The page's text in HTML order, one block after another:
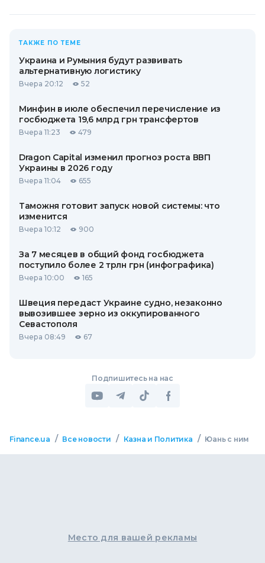
ТАКЖЕ ПО ТЕМЕ
Украина и Румыния будут развивать
альтернативную логистику
Вчера 20:12 52
Минфин в июле обеспечил перечисление из
госбюджета 19,6 млрд грн трансфертов
Вчера 11:23 479
Dragon Capital изменил прогноз роста ВВП
Украины в 2026 году
Вчера 11:04 655
Таможня готовит запуск новой системы: что
изменится
Вчера 10:12 900
За 7 месяцев в общий фонд госбюджета
поступило более 2 трлн грн (инфографика)
Вчера 10:00 165
Швеция передаст Украине судно, незаконно
вывозившее зерно из оккупированного
Севастополя
Вчера 08:49 67
Подпишитесь на нас
Finance.ua / Все новости / Казна и Политика / Юань с ним
Место для вашей рекламы